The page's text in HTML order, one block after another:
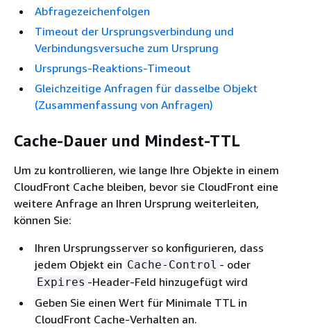
Abfragezeichenfolgen
Timeout der Ursprungsverbindung und
Verbindungsversuche zum Ursprung
Ursprungs-Reaktions-Timeout
Gleichzeitige Anfragen für dasselbe Objekt
(Zusammenfassung von Anfragen)
Cache-Dauer und Mindest-TTL
Um zu kontrollieren, wie lange Ihre Objekte in einem
CloudFront Cache bleiben, bevor sie CloudFront eine
weitere Anfrage an Ihren Ursprung weiterleiten,
können Sie:
Ihren Ursprungsserver so konfigurieren, dass
jedem Objekt ein Cache-Control - oder
Expires -Header-Feld hinzugefügt wird
Geben Sie einen Wert für Minimale TTL in
CloudFront Cache-Verhalten an.